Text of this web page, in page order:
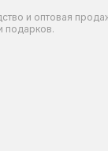
и оптовая
подарков.